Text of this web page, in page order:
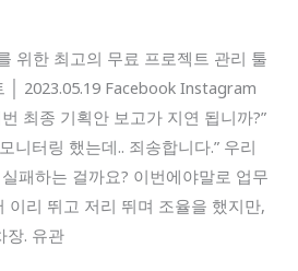
위한 최고의 무료 프로젝트 관리 툴
│ 2023.05.19 Facebook Instagram
최종 기획안 보고가 지연 됩니까?”
니터링 했는데.. 죄송합니다.” 우리
패하는 걸까요? 이번에야말로 업무
이리 뛰고 저리 뛰며 조율을 했지만,
장. 유관